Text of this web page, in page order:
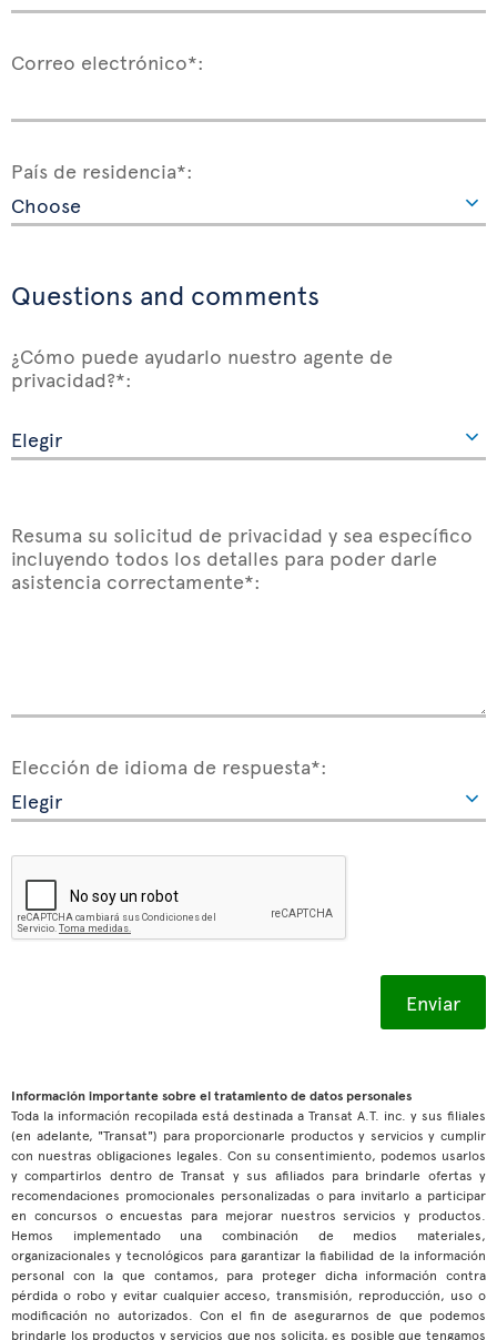
Correo electrónico*:
País de residencia*:
Questions and comments
¿Cómo puede ayudarlo nuestro agente de
privacidad?*:
Resuma su solicitud de privacidad y sea específico
incluyendo todos los detalles para poder darle
asistencia correctamente*:
Elección de idioma de respuesta*:
Información importante sobre el tratamiento de datos personales
Toda la información recopilada está destinada a Transat A.T. inc. y sus filiales
(en adelante, "Transat") para proporcionarle productos y servicios y cumplir
con nuestras obligaciones legales. Con su consentimiento, podemos usarlos
y compartirlos dentro de Transat y sus afiliados para brindarle ofertas y
recomendaciones promocionales personalizadas o para invitarlo a participar
en concursos o encuestas para mejorar nuestros servicios y productos.
Hemos implementado una combinación de medios materiales,
organizacionales y tecnológicos para garantizar la fiabilidad de la información
personal con la que contamos, para proteger dicha información contra
pérdida o robo y evitar cualquier acceso, transmisión, reproducción, uso o
modificación no autorizados. Con el fin de asegurarnos de que podemos
brindarle los productos y servicios que nos solicita, es posible que tengamos